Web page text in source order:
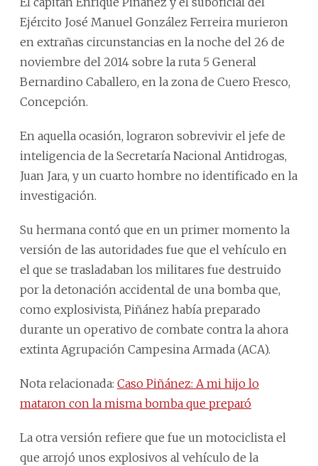
Ejército José Manuel González Ferreira murieron
en extrañas circunstancias en la noche del 26 de
noviembre del 2014 sobre la ruta 5 General
Bernardino Caballero, en la zona de Cuero Fresco,
Concepción.
En aquella ocasión, lograron sobrevivir el jefe de
inteligencia de la Secretaría Nacional Antidrogas,
Juan Jara, y un cuarto hombre no identificado en la
investigación.
Su hermana contó que en un primer momento la
versión de las autoridades fue que el vehículo en
el que se trasladaban los militares fue destruido
por la detonación accidental de una bomba que,
como explosivista, Piñánez había preparado
durante un operativo de combate contra la ahora
extinta Agrupación Campesina Armada (ACA).
Nota relacionada: Caso Piñánez: A mi hijo lo
mataron con la misma bomba que preparó
La otra versión refiere que fue un motociclista el
que arrojó unos explosivos al vehículo de la